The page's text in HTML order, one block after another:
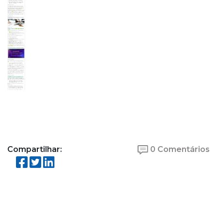
Compartilhar: 0 Comentários